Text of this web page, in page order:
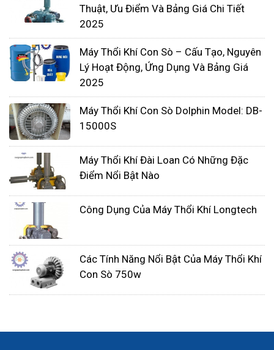
nhiệm vụ đánh giá lại tất cả các tùy chọn có sẵn
để tìm ra giải pháp phù hợp nhất. giải pháp tốt
nhất. Tôi hy vọng sẽ làm nổi bật một số yếu tố
chính cần xem xét khi bạn gặp phải tình huống
Độ sâu chân không hoạt động
Lưu lượng thể tích
Xử lý khí, chất lỏng và chất rắn
Thuật, Ưu Điểm Và Bảng Giá Chi Tiết
2025
Máy Thổi Khí Con Sò – Cấu Tạo, Nguyên
Lý Hoạt Động, Ứng Dụng Và Bảng Giá
2025
Máy Thổi Khí Con Sò Dolphin Model: DB-
15000S
Máy Thổi Khí Đài Loan Có Những Đặc
Điểm Nổi Bật Nào
Công Dụng Của Máy Thổi Khí Longtech
Các Tính Năng Nổi Bật Của Máy Thổi Khí
Con Sò 750w